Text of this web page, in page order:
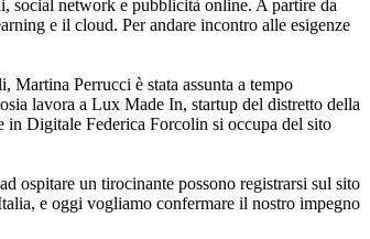
social network e pubblicità online. A partire da
e il cloud. Per andare incontro alle esigenze
Martina Perrucci è stata assunta a tempo
lavora a Lux Made In, startup del distretto della
Digitale Federica Forcolin si occupa del sito
ospitare un tirocinante possono registrarsi sul sito
e oggi vogliamo confermare il nostro impegno